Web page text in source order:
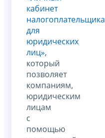
кабинет
налогоплательщика
для
юридических
лиц»,
который
позволяет
компаниям,
юридическим
лицам
с
помощью